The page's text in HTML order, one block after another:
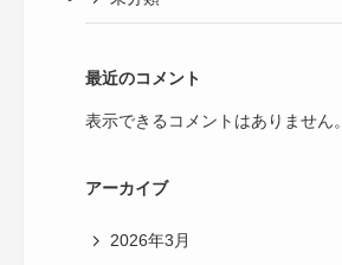
最近のコメント
表示できるコメントはありません。
アーカイブ
2026年3月